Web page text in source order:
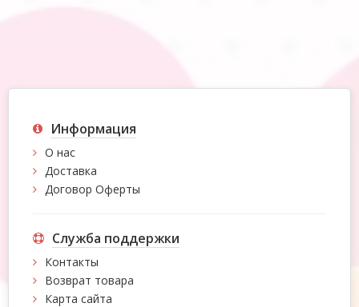
Информация
О нас
Доставка
Договор Оферты
Служба поддержки
Контакты
Возврат товара
Карта сайта